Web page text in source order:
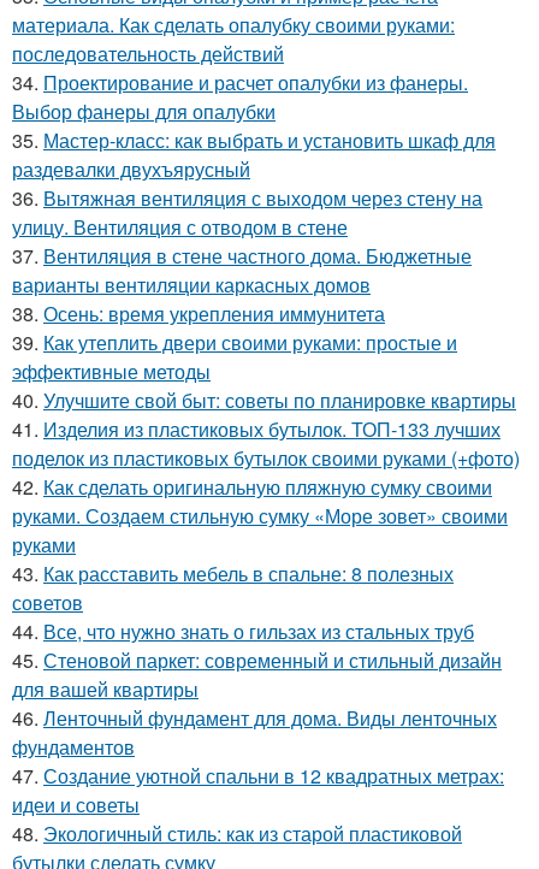
материала. Как сделать опалубку своими руками:
последовательность действий
34. Проектирование и расчет опалубки из фанеры.
Выбор фанеры для опалубки
35. Мастер-класс: как выбрать и установить шкаф для
раздевалки двухъярусный
36. Вытяжная вентиляция с выходом через стену на
улицу. Вентиляция с отводом в стене
37. Вентиляция в стене частного дома. Бюджетные
варианты вентиляции каркасных домов
38. Осень: время укрепления иммунитета
39. Как утеплить двери своими руками: простые и
эффективные методы
40. Улучшите свой быт: советы по планировке квартиры
41. Изделия из пластиковых бутылок. ТОП-133 лучших
поделок из пластиковых бутылок своими руками (+фото)
42. Как сделать оригинальную пляжную сумку своими
руками. Создаем стильную сумку «Море зовет» своими
руками
43. Как расставить мебель в спальне: 8 полезных
советов
44. Все, что нужно знать о гильзах из стальных труб
45. Стеновой паркет: современный и стильный дизайн
для вашей квартиры
46. Ленточный фундамент для дома. Виды ленточных
фундаментов
47. Создание уютной спальни в 12 квадратных метрах:
идеи и советы
48. Экологичный стиль: как из старой пластиковой
бутылки сделать сумку